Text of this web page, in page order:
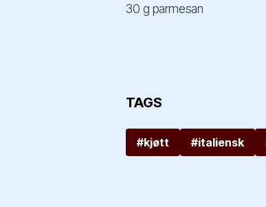
30 g parmesan
TAGS
#kjøtt #italiensk